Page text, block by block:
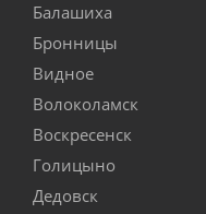
Балашиха
Бронницы
Видное
Волоколамск
Воскресенск
Голицыно
Дедовск